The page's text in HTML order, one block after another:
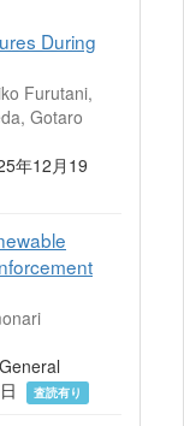
During
Furutani,
Gotaro
年12月19
査読有り